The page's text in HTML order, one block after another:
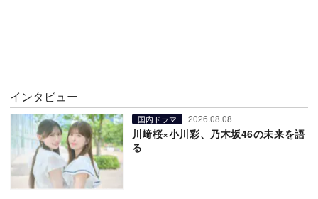
インタビュー
国内ドラマ 2026.08.08
川﨑桜×小川彩、乃木坂46の未来を語
る